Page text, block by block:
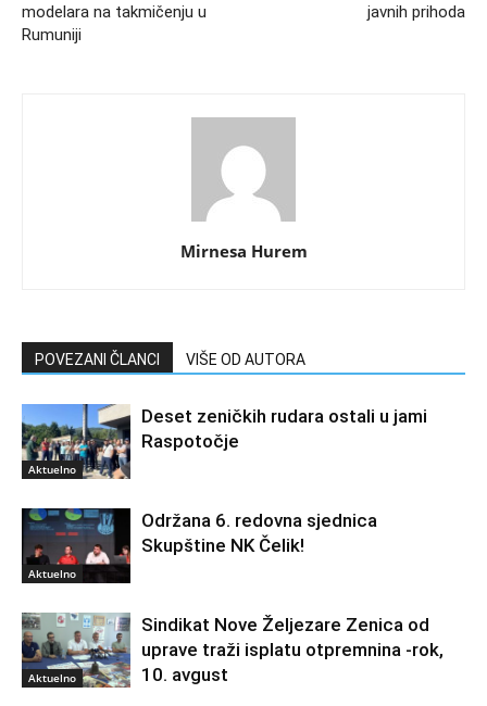
modelara na takmičenju u
Rumuniji
javnih prihoda
Mirnesa Hurem
POVEZANI ČLANCI VIŠE OD AUTORA
Aktuelno
Deset zeničkih rudara ostali u jami
Raspotočje
Aktuelno
Održana 6. redovna sjednica
Skupštine NK Čelik!
Aktuelno
Sindikat Nove Željezare Zenica od
uprave traži isplatu otpremnina -rok,
10. avgust